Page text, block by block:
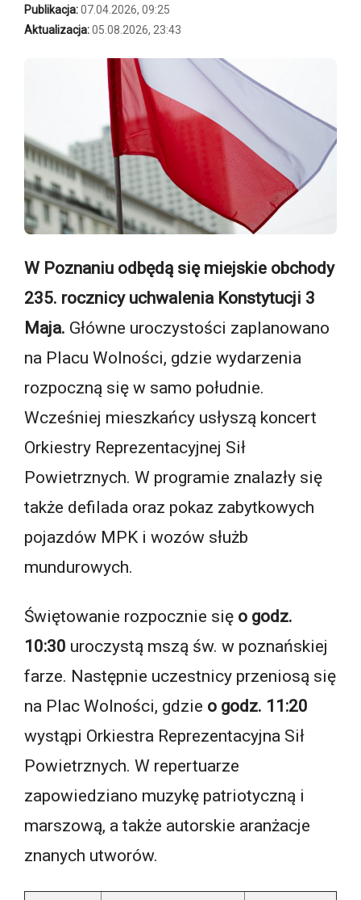
Publikacja:07.04.2026, 09:25
Aktualizacja:05.08.2026, 23:43
W Poznaniu odbędą się miejskie obchody
235. rocznicy uchwalenia Konstytucji 3
Maja. Główne uroczystości zaplanowano
na Placu Wolności, gdzie wydarzenia
rozpoczną się w samo południe.
Wcześniej mieszkańcy usłyszą koncert
Orkiestry Reprezentacyjnej Sił
Powietrznych. W programie znalazły się
także defilada oraz pokaz zabytkowych
pojazdów MPK i wozów służb
mundurowych.
Świętowanie rozpocznie się o godz.
10:30 uroczystą mszą św. w poznańskiej
farze. Następnie uczestnicy przeniosą się
na Plac Wolności, gdzie o godz. 11:20
wystąpi Orkiestra Reprezentacyjna Sił
Powietrznych. W repertuarze
zapowiedziano muzykę patriotyczną i
marszową, a także autorskie aranżacje
znanych utworów.